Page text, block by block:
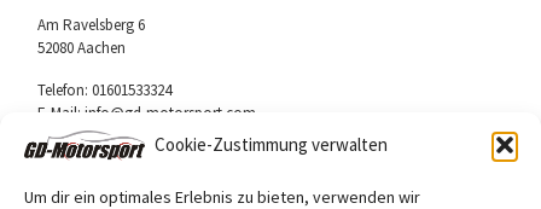
Cookie-Zustimmung verwalten
Um dir ein optimales Erlebnis zu bieten, verwenden wir
Am Ravelsberg 6
52080 Aachen
Telefon: 01601533324
E-Mail: info@gd-motorsport.com